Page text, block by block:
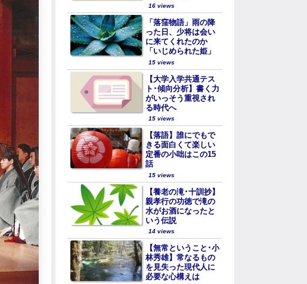
16 views
「落窪物語」雨の降
った日、少将は会い
に来てくれたのか
「いじめられた姫」
15 views
【大学入学共通テス
ト･傾向分析】書く力
がいっそう重視され
る時代へ
15 views
【落語】誰にでもで
きる面白くて楽しい
定番の小咄はこの15
話
15 views
【養老の滝･十訓抄】
親孝行の功徳で滝の
水がお酒になったと
いう伝説
14 views
【無常ということ･小
林秀雄】常なるもの
を見失った現代人に
必要な心構えは